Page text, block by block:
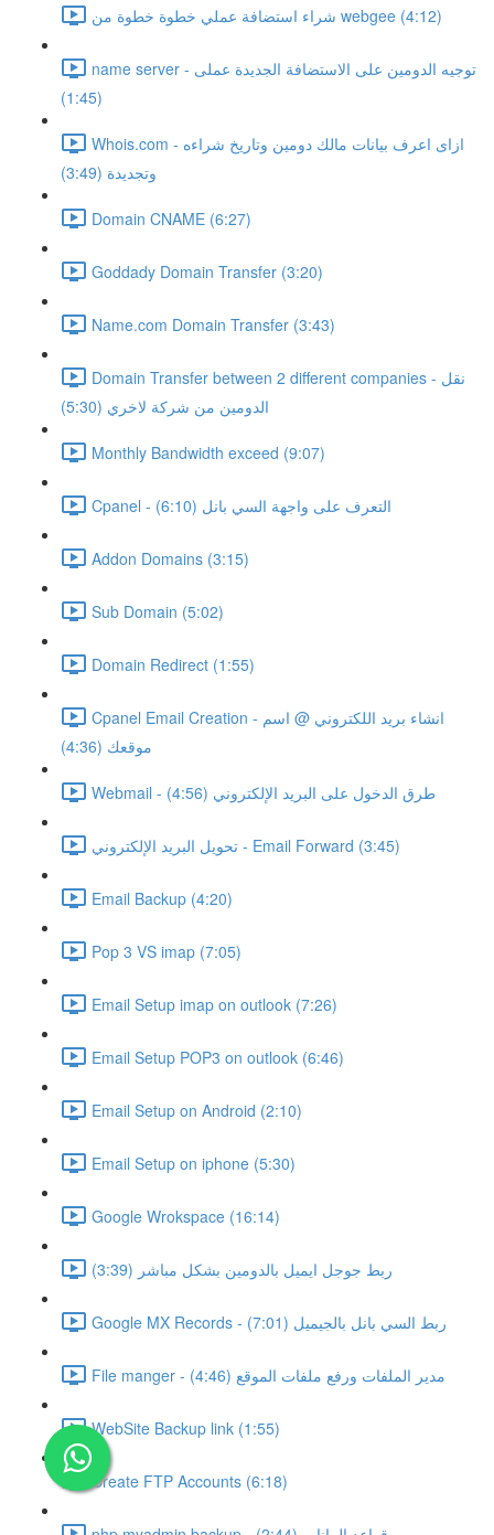
شراء استضافة عملي خطوة خطوة من webgee (4:12)
name server - توجيه الدومين على الاستضافة الجديدة عملى
(1:45)
Whois.com - ازاى اعرف بيانات مالك دومين وتاريخ شراءه
وتجديدة (3:49)
Domain CNAME (6:27)
Goddady Domain Transfer (3:20)
Name.com Domain Transfer (3:43)
Domain Transfer between 2 different companies - نقل
الدومين من شركة لاخري (5:30)
Monthly Bandwidth exceed (9:07)
Cpanel - التعرف على واجهة السي بانل (6:10)
Addon Domains (3:15)
Sub Domain (5:02)
Domain Redirect (1:55)
Cpanel Email Creation - انشاء بريد اللكتروني @ اسم
موقعك (4:36)
Webmail - طرق الدخول على البريد الإلكتروني (4:56)
تحويل البريد الإلكتروني - Email Forward (3:45)
Email Backup (4:20)
Pop 3 VS imap (7:05)
Email Setup imap on outlook (7:26)
Email Setup POP3 on outlook (6:46)
Email Setup on Android (2:10)
Email Setup on iphone (5:30)
Google Wrokspace (16:14)
ربط جوجل ايميل بالدومين بشكل مباشر (3:39)
Google MX Records - ربط السي بانل بالجيميل (7:01)
File manger - مدير الملفات ورفع ملفات الموقع (4:46)
WebSite Backup link (1:55)
Create FTP Accounts (6:18)